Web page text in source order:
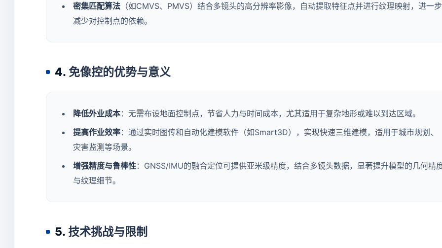
密集匹配算法 （如CMVS、PMVS）结合多镜头的高分辨率影像，自动提取特征点并进行纹理映射，进一步
减少对控制点的依赖。
4. 免像控的优势与意义
降低外业成本：无需布设地面控制点，节省人力与时间成本，尤其适用于复杂地形或难以到达区域。
提高作业效率：通过实时图传和自动化建模软件（如Smart3D），实现快速三维建模，适用于城市规划、
灾害监测等场景。
增强精度与鲁棒性：GNSS/IMU的融合定位可提供亚米级精度，结合多镜头数据，显著提升模型的几何精
与纹理细节。
5. 技术挑战与限制